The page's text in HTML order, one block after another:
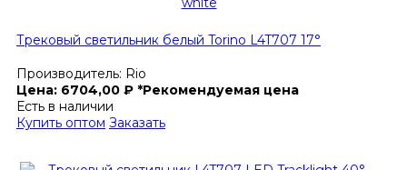
Трековый светильник белый Torino L4T707 17°
Производитель: Rio
Цена: 6704,00 ₽ *Рекомендуемая цена
Есть в наличии
Купить оптом Заказать